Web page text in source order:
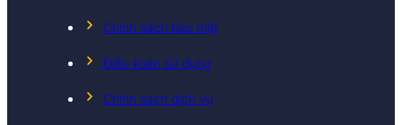
Chính sách bảo mật
Điều koản sử dụng
Chính sách dịch vụ